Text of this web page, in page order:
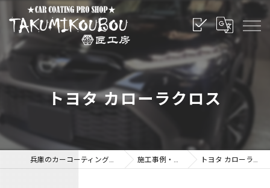
トヨタ カローラクロス
兵庫のカーコーティングなら匠工房 施工事例・ブログ トヨタ カローラクロス